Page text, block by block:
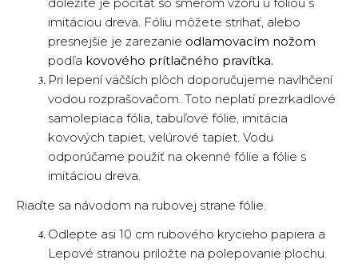
imitáciou dreva. Fóliu môžete strihať, alebo
presnejšie je zarezanie odlamovacím nožom
podľa kovového prítlačného pravítka.
Pri lepení väčších plôch doporučujeme navlhčení
vodou rozprašovačom. Toto neplatí prezrkadlové
samolepiaca fólia, tabuľové fólie, imitácia
kovových tapiet, velúrové tapiet. Vodu
odporúčame použiť na okenné fólie a fólie s
imitáciou dreva.
Riaďte sa návodom na rubovej strane fólie.
Odlepte asi 10 cm rubového krycieho papiera a
Lepové stranou priložte na polepovanie plochu.